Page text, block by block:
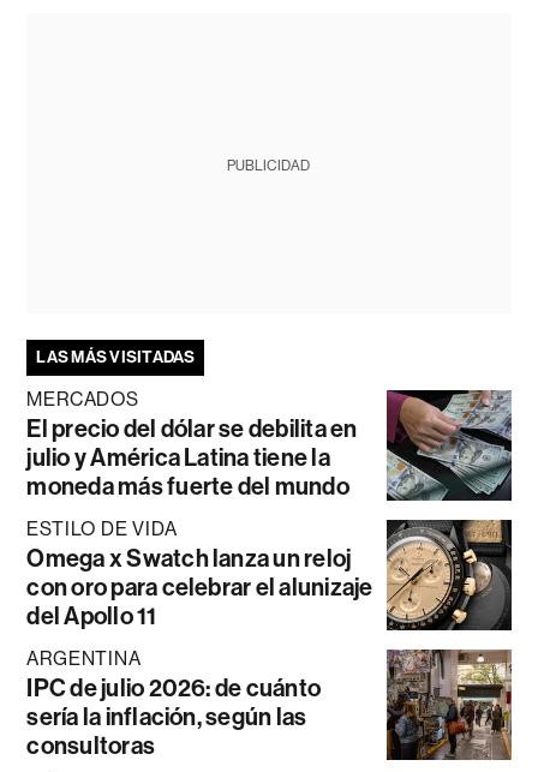
PUBLICIDAD
LAS MÁS VISITADAS
MERCADOS
El precio del dólar se debilita en
julio y América Latina tiene la
moneda más fuerte del mundo
ESTILO DE VIDA
Omega x Swatch lanza un reloj
con oro para celebrar el alunizaje
del Apollo 11
ARGENTINA
IPC de julio 2026: de cuánto
sería la inflación, según las
consultoras